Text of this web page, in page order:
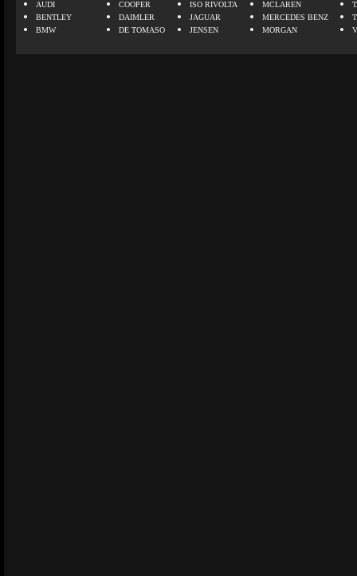
AUDI
BENTLEY
BMW
COOPER
DAIMLER
DE TOMASO
ISO RIVOLTA
JAGUAR
JENSEN
MCLAREN
MERCEDES BENZ
MORGAN